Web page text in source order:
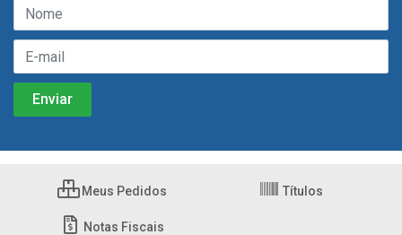
Meus Pedidos Títulos
Notas Fiscais